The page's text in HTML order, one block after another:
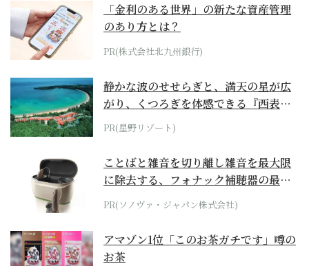
「金利のある世界」の新たな資産管理
のあり方とは？
PR(株式会社北九州銀行)
静かな波のせせらぎと、満天の星が広
がり、くつろぎを体感できる『西表島
ホテル by...
PR(星野リゾート)
ことばと雑音を切り離し雑音を最大限
に除去する、フォナック補聴器の最上
位モデル
PR(ソノヴァ・ジャパン株式会社)
アマゾン1位「このお茶ガチです」噂の
お茶